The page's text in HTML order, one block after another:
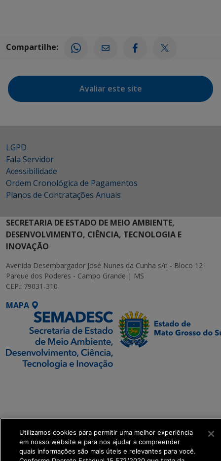
Compartilhe:
Avaliar este site
LGPD
Fala Servidor
Acessibilidade
Ordem Cronológica de Pagamentos
Planos de Contratações Anuais
SECRETARIA DE ESTADO DE MEIO AMBIENTE,
DESENVOLVIMENTO, CIÊNCIA, TECNOLOGIA E
INOVAÇÃO
Avenida Desembargador José Nunes da Cunha s/n - Bloco 12
Parque dos Poderes - Campo Grande | MS
CEP.: 79031-310
MAPA
get_footer();
Utilizamos cookies para permitir uma melhor experiência
em nosso website e para nos ajudar a compreender
quais informações são mais úteis e relevantes para você.